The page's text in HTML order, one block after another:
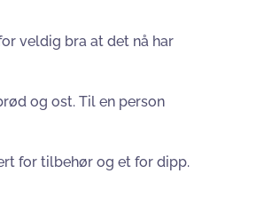
veldig bra at det nå har
og ost. Til en person
for tilbehør og et for dipp.